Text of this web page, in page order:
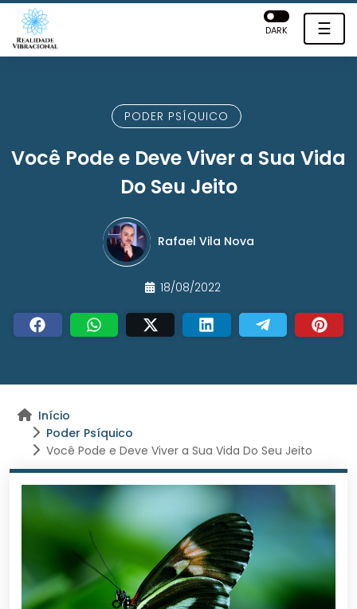
☰
DARK
PODER PSÍQUICO
Você Pode e Deve Viver a Sua Vida
Do Seu Jeito
Rafael Vila Nova
18/08/2022
Início
Poder Psíquico
Você Pode e Deve Viver a Sua Vida Do Seu Jeito